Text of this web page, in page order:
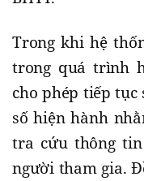
Trong khi hệ
trong quá trình
cho phép tiếp tục
số hiện hành
tra cứu thông
người tham gia.